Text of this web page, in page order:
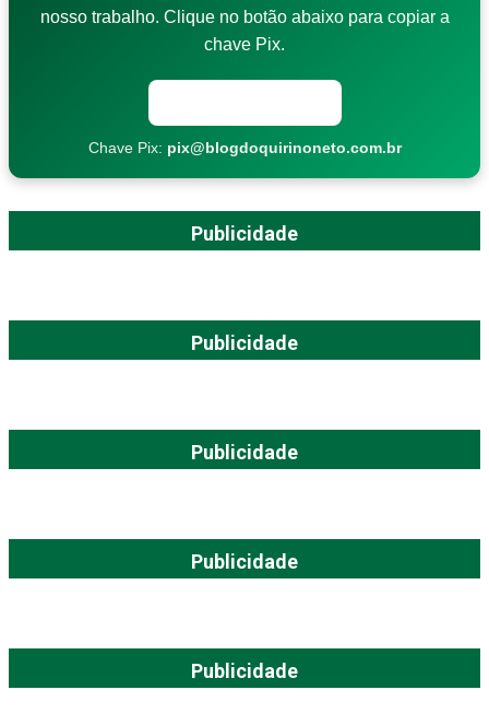
nosso trabalho. Clique no botão abaixo para copiar a
chave Pix.
Chave Pix: pix@blogdoquirinoneto.com.br
Publicidade
Publicidade
Publicidade
Publicidade
Publicidade